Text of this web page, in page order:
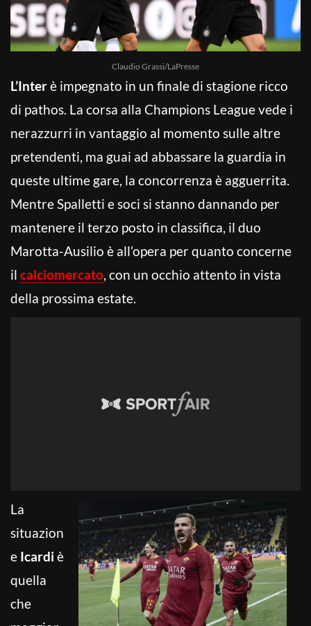
Claudio Grassi/LaPresse
L’Interè impegnato in un finale di stagione ricco
di pathos. La corsa alla Champions League vede i
nerazzurri in vantaggio al momento sulle altre
pretendenti, ma guai ad abbassare la guardia in
queste ultime gare, la concorrenza è agguerrita.
Mentre Spalletti e soci si stanno dannando per
mantenere il terzo posto in classifica, il duo
Marotta-Ausilio è all’opera per quanto concerne
il calciomercato, con un occhio attento in vista
della prossima estate.
La
situazion
e Icardi è
quella
che